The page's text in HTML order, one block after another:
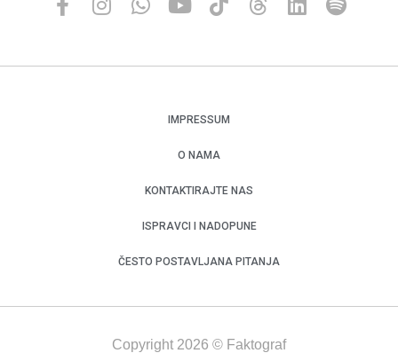
IMPRESSUM
O NAMA
KONTAKTIRAJTE NAS
ISPRAVCI I NADOPUNE
ČESTO POSTAVLJANA PITANJA
Copyright 2026 © Faktograf